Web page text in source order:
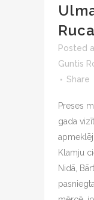
Posted
Guntis
Share
Preses
gada
Klamju
Nidā,